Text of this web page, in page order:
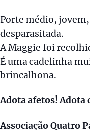
Porte médio,
desparasitada.
A Maggie foi
É uma cadelinha
brincalhona.
Adota afetos! Adota
Associação Quatro